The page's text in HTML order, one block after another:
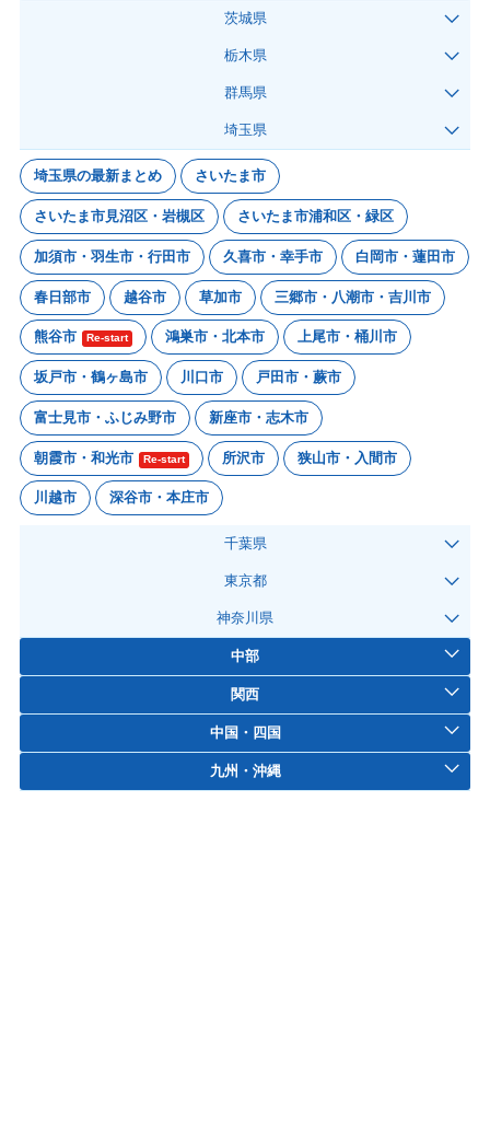
茨城県
栃木県
群馬県
埼玉県
埼玉県の最新まとめ さいたま市
さいたま市見沼区・岩槻区 さいたま市浦和区・緑区
加須市・羽生市・行田市 久喜市・幸手市 白岡市・蓮田市
春日部市 越谷市 草加市 三郷市・八潮市・吉川市
熊谷市 Re-start 鴻巣市・北本市 上尾市・桶川市
坂戸市・鶴ヶ島市 川口市 戸田市・蕨市
富士見市・ふじみ野市 新座市・志木市
朝霞市・和光市 Re-start 所沢市 狭山市・入間市
川越市 深谷市・本庄市
千葉県
東京都
神奈川県
中部
関西
中国・四国
九州・沖縄